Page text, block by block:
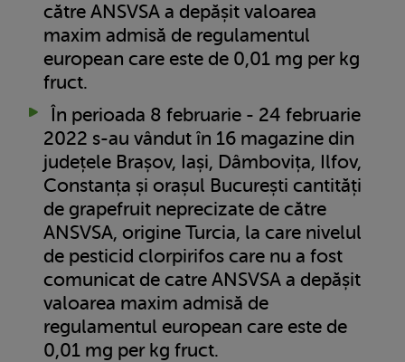
către ANSVSA a depășit valoarea
maxim admisă de regulamentul
european care este de 0,01 mg per kg
fruct.
În perioada 8 februarie - 24 februarie
2022 s-au vândut în 16 magazine din
județele Brașov, Iași, Dâmbovița, Ilfov,
Constanța și orașul București cantități
de grapefruit neprecizate de către
ANSVSA, origine Turcia, la care nivelul
de pesticid clorpirifos care nu a fost
comunicat de catre ANSVSA a depășit
valoarea maxim admisă de
regulamentul european care este de
0,01 mg per kg fruct.